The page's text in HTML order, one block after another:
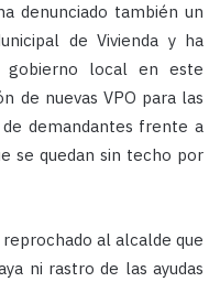
denunciado también un
de Vivienda y ha
gobierno local en este
de nuevas VPO para las
demandantes frente a
se quedan sin techo por
al alcalde que
ni rastro de las ayudas